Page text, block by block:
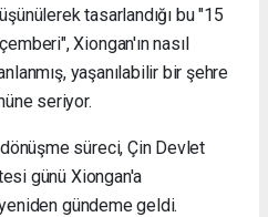
tasarlandığı bu "15
Xiongan'ın nasıl
yaşanılabilir bir şehre
seriyor.
süreci, Çin Devlet
günü Xiongan'a
gündeme geldi.